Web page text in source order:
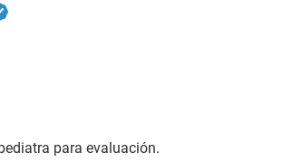
para evaluación.